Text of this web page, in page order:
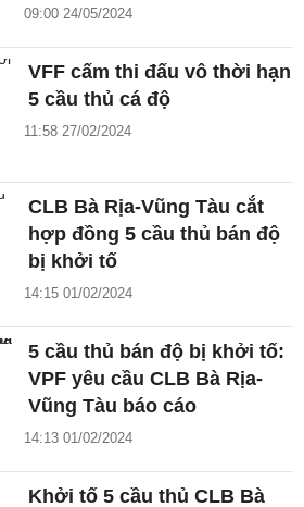
09:00 24/05/2024
VFF cấm thi đấu vô thời hạn
5 cầu thủ cá độ
11:58 27/02/2024
CLB Bà Rịa-Vũng Tàu cắt
hợp đồng 5 cầu thủ bán độ
bị khởi tố
14:15 01/02/2024
5 cầu thủ bán độ bị khởi tố:
VPF yêu cầu CLB Bà Rịa-
Vũng Tàu báo cáo
14:13 01/02/2024
Khởi tố 5 cầu thủ CLB Bà